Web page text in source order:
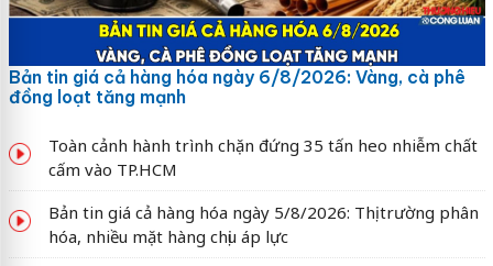
Bản tin giá cả hàng hóa ngày 6/8/2026: Vàng, cà phê
đồng loạt tăng mạnh
Toàn cảnh hành trình chặn đứng 35 tấn heo nhiễm chất
cấm vào TP.HCM
Bản tin giá cả hàng hóa ngày 5/8/2026: Thị trường phân
hóa, nhiều mặt hàng chịu áp lực